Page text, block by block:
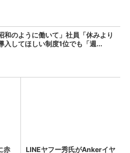
和のように働いて」社員「休みより
してほしい制度1位でも「週...
赤
LINEヤフー秀氏がAnkerイヤ